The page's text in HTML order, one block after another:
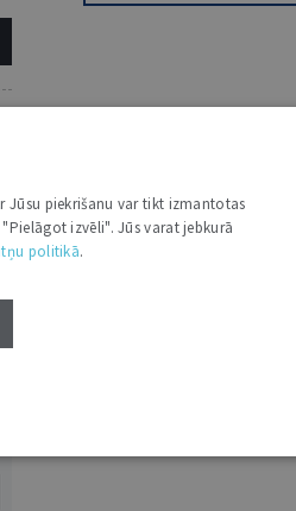
Jūsu piekrišanu var tikt izmantotas
izvēli". Jūs varat jebkurā
politikā.